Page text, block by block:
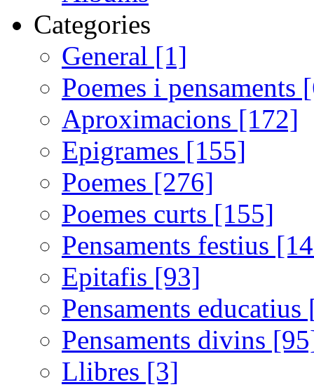
Categories
General [1]
Poemes i pensaments
Aproximacions [172]
Epigrames [155]
Poemes [276]
Poemes curts [155]
Pensaments festius
Epitafis [93]
Pensaments
Pensaments divins
Llibres [3]